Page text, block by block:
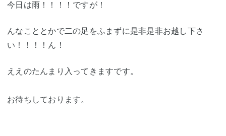
今日は雨！！！！ですが！
んなこととかで二の足をふまずに是非是非お越し下さ
い！！！！ん！
ええのたんまり入ってきますです。
お待ちしております。